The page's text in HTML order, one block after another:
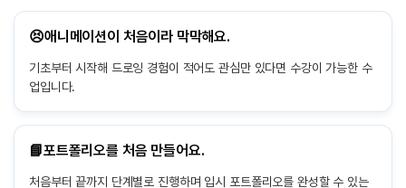
😣애니메이션이 처음이라 막막해요.
기초부터 시작해 드로잉 경험이 적어도 관심만 있다면 수강이 가능한 수
업입니다.
📘포트폴리오를 처음 만들어요.
처음부터 끝까지 단계별로 진행하며 입시 포트폴리오를 완성할 수 있는